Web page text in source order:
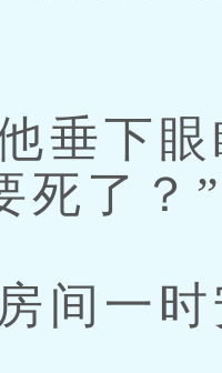
下眼
死了？”
一时